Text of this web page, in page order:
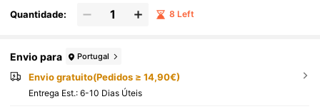
Quantidade: 8 Left
Envio para Portugal
Envio gratuito(Pedidos ≥ 14,90€)
Entrega Est.: 6-10 Dias Úteis